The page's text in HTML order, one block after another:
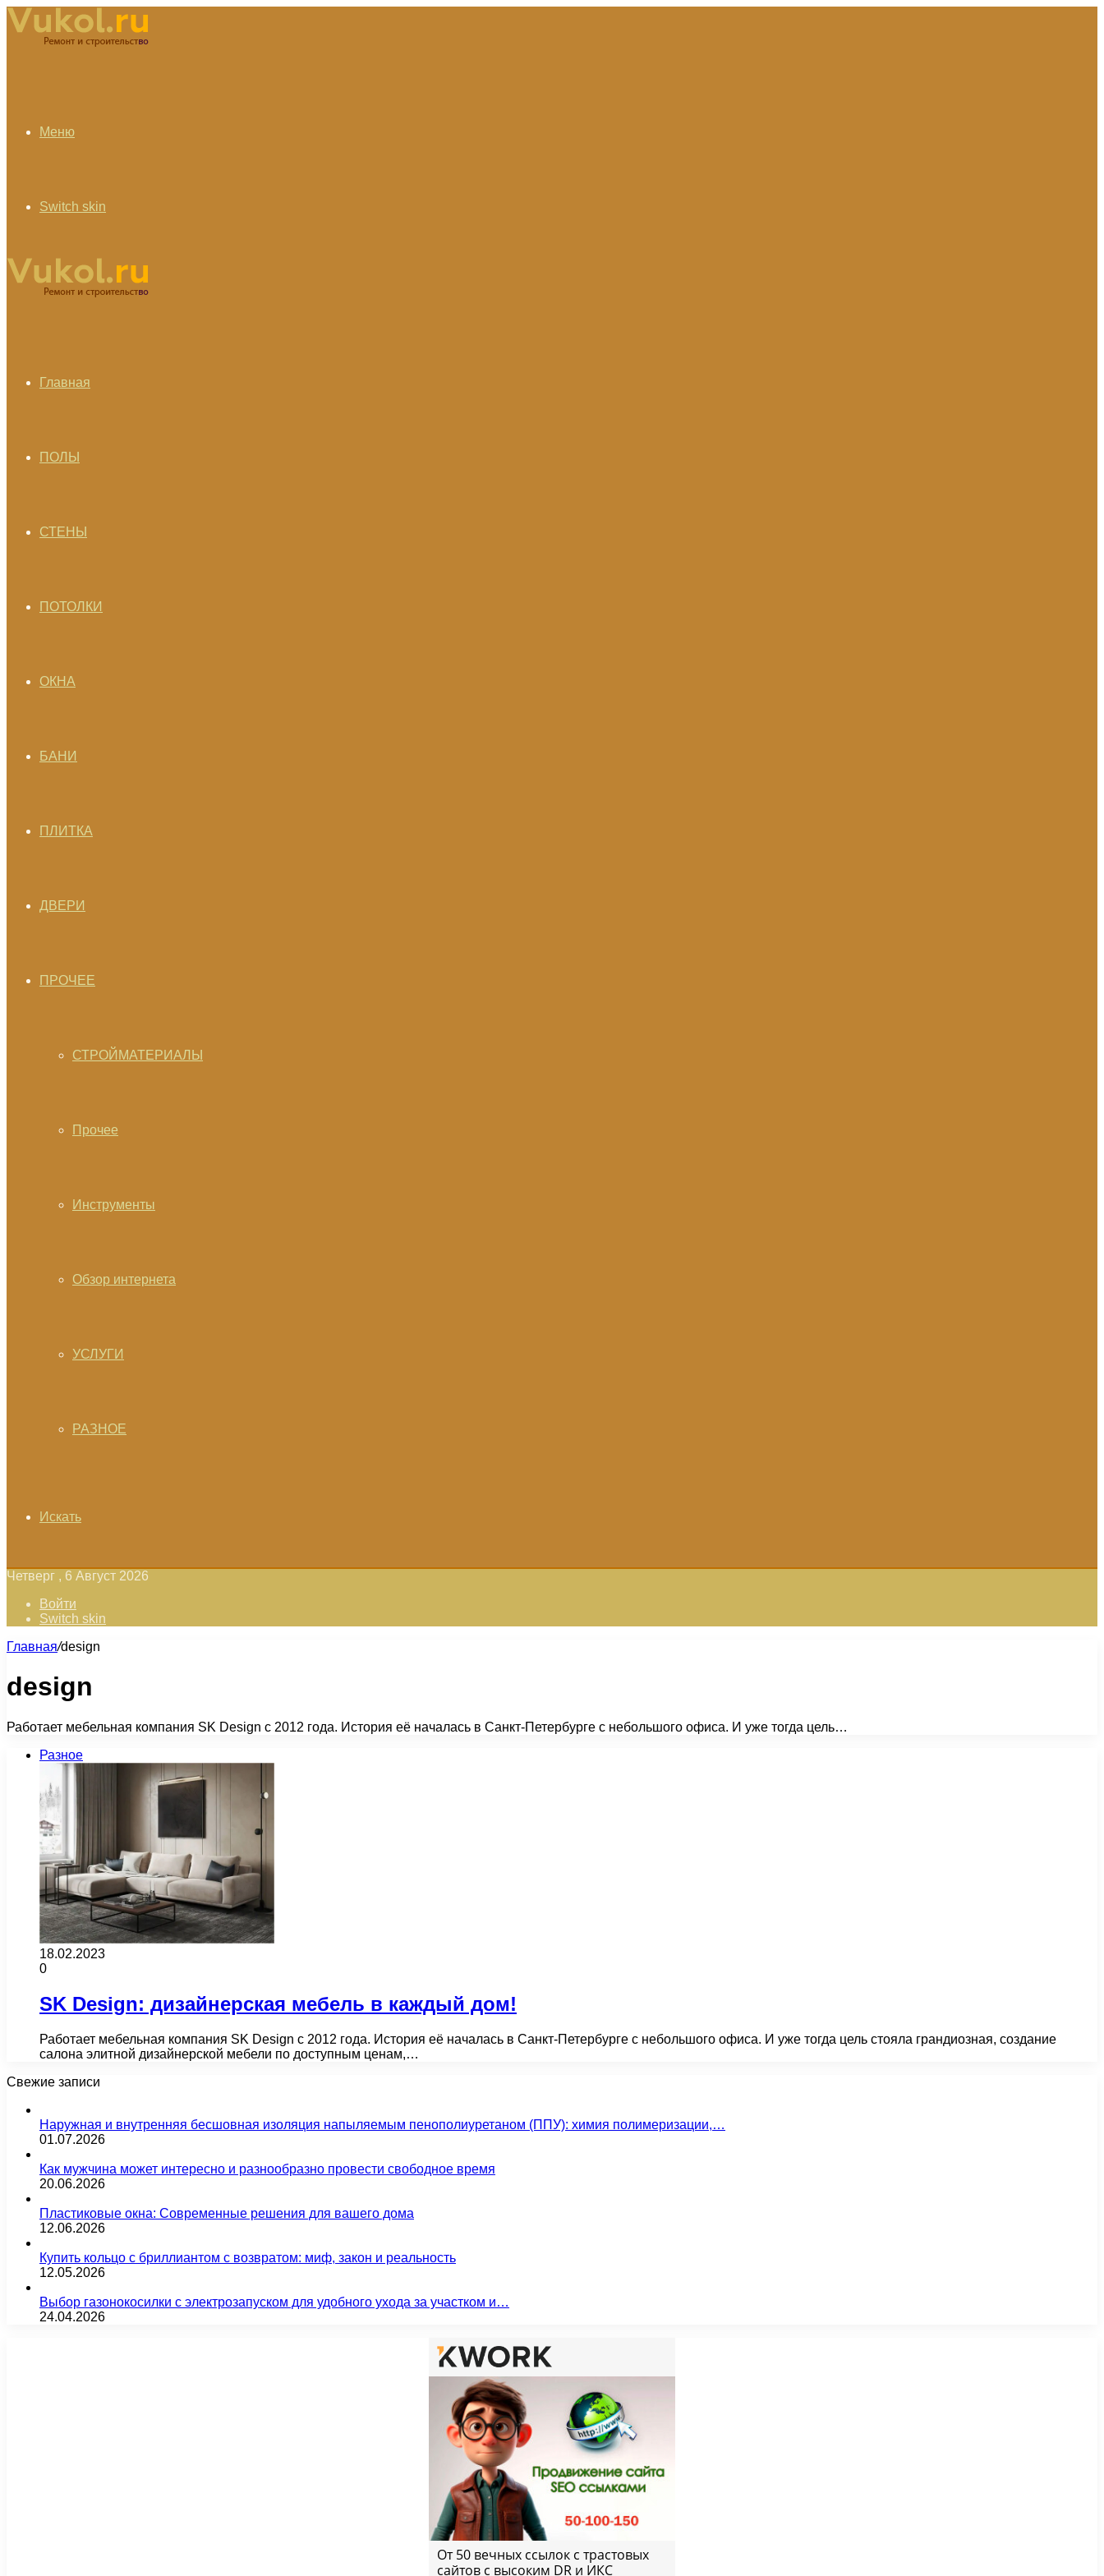
Меню
Switch skin
Главная
ПОЛЫ
СТЕНЫ
ПОТОЛКИ
ОКНА
БАНИ
ПЛИТКА
ДВЕРИ
ПРОЧЕЕ
СТРОЙМАТЕРИАЛЫ
Прочее
Инструменты
Обзор интернета
УСЛУГИ
РАЗНОЕ
Искать
Четверг , 6 Август 2026
Войти
Switch skin
Главная/design
design
Работает мебельная компания SK Design с 2012 года. История её началась в Санкт-Петербурге с небольшого офиса. И уже тогда цель…
Разное
18.02.2023
0
SK Design: дизайнерская мебель в каждый дом!
Работает мебельная компания SK Design с 2012 года. История её началась в Санкт-Петербурге с небольшого офиса. И уже тогда цель стояла грандиозная, создание
салона элитной дизайнерской мебели по доступным ценам,…
Свежие записи
Наружная и внутренняя бесшовная изоляция напыляемым пенополиуретаном (ППУ): химия полимеризации,…
01.07.2026
Как мужчина может интересно и разнообразно провести свободное время
20.06.2026
Пластиковые окна: Современные решения для вашего дома
12.06.2026
Купить кольцо с бриллиантом с возвратом: миф, закон и реальность
12.05.2026
Выбор газонокосилки с электрозапуском для удобного ухода за участком и…
24.04.2026